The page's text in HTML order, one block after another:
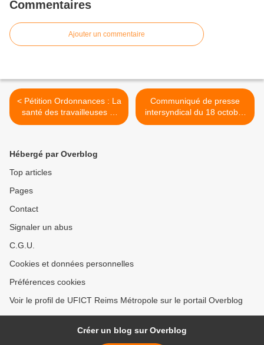
Commentaires
Ajouter un commentaire
< Pétition Ordonnances : La
santé des travailleuses et
travailleurs menacée !
Communiqué de presse
intersyndical du 18 octobre
2017 du Conseil Régional
Hébergé par Overblog
Top articles
Pages
Contact
Signaler un abus
C.G.U.
Cookies et données personnelles
Préférences cookies
Voir le profil de UFICT Reims Métropole sur le portail Overblog
Créer un blog sur Overblog